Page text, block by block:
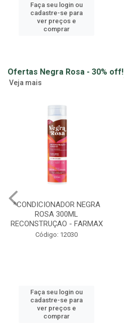
Faça seu login ou
cadastre-se para
ver preços e
comprar
Ofertas Negra Rosa - 30% off!
Veja mais
*MASCARA CAPILAR
RECONSTRUÇAO 500G
NEGRA ROSA - FARMAX
Código: 12031
Faça seu login ou
cadastre-se para
ver preços e
comprar